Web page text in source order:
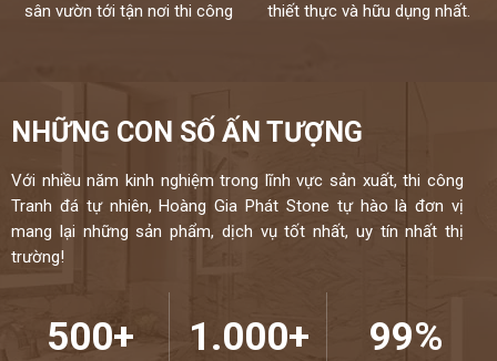
sân vườn tới tận nơi thi công
thiết thực và hữu dụng nhất.
NHỮNG CON SỐ ẤN TƯỢNG
Với nhiều năm kinh nghiệm trong lĩnh vực sản xuất, thi công
Tranh đá tự nhiên, Hoàng Gia Phát Stone tự hào là đơn vị
mang lại những sản phẩm, dịch vụ tốt nhất, uy tín nhất thị
trường!
500+ 1.000+ 99%